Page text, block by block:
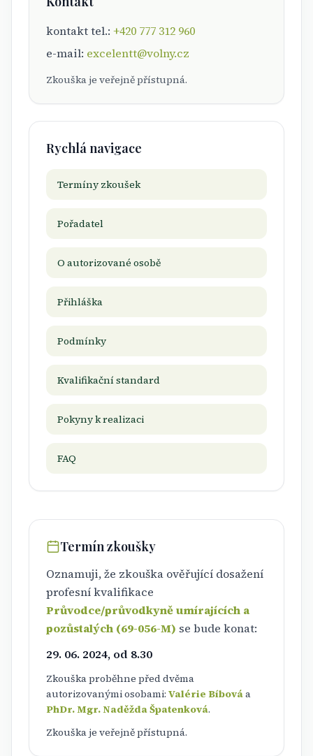
kontakt tel.: +420 777 312 960
e-mail: excelentt@volny.cz
Zkouška je veřejně přístupná.
Rychlá navigace
Termíny zkoušek
Pořadatel
O autorizované osobě
Přihláška
Podmínky
Kvalifikační standard
Pokyny k realizaci
FAQ
Termín zkoušky
Oznamuji, že zkouška ověřující dosažení
profesní kvalifikace
Průvodce/průvodkyně umírajících a
pozůstalých (69-056-M) se bude konat:
29. 06. 2024, od 8.30
Zkouška proběhne před dvěma
autorizovanými osobami: Valérie Bíbováa
PhDr. Mgr. Naděžda Špatenková.
Zkouška je veřejně přístupná.